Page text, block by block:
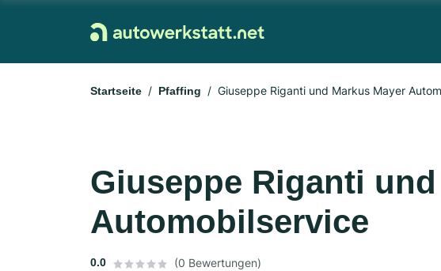
Startseite Pfaffing Giuseppe Riganti und Markus Mayer
Giuseppe Riganti
Automobilservice
0.0 (0 Bewertungen)